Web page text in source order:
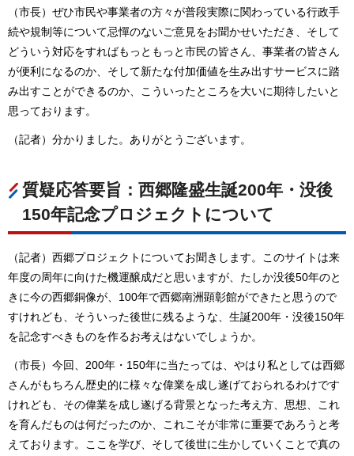
（市長）ぜひ市民や事業者の方々が普段実際に関わっている行政手
続や規制等について忌憚のないご意見をお聞かせいただき、そして
どういう対応をすればもっともっと市民の皆さん、事業者の皆さん
が便利になるのか、そして新たな付加価値を生み出すサービスに踏
み出すことができるのか、こういったところを大いに期待したいと
思っております。
（記者）分かりました。ありがとうございます。
質疑応答要旨：西郷隆盛生誕200年・没後
150年記念プロジェクトについて
（記者）西郷プロジェクトについてお聞きします。このサイトは来
年度の周年に向けた機運醸成だと思いますが、たしか没後50年のと
きに今の西郷銅像が、100年で西郷南洲顕彰館ができたと思うので
すけれども、そういった後世に残るような、生誕200年・没後150年
を記念すべきものを作るお考えはないでしょうか。
（市長）今回、200年・150年に当たっては、やはり私としては西郷
さんがもちろん歴史的に様々な偉業を成し遂げておられるわけです
けれども、その偉業を成し遂げる背景となった考え方、思想、これ
を育んだものは何だったのか、これこそが非常に重要であろうと考
えております。ここを学び、そして後世に生かしていくことで真の